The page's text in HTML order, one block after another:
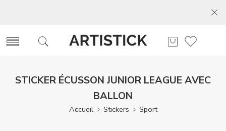
STICKER ÉCUSSON JUNIOR LEAGUE AVEC
BALLON
Accueil Stickers Sport